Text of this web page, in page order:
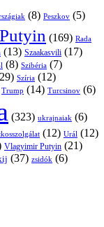
(8) Peszkov (5)
Putyin (169) Rada
(13) Szaakasvili (17)
(8) Szibéria (7)
Szíria (12)
Trump (14) Turcsinov (6)
(323) ukrajnaiak (6)
(12) Urál (12)
Vlagyimir Putyin (21)
(37) zsidók (6)